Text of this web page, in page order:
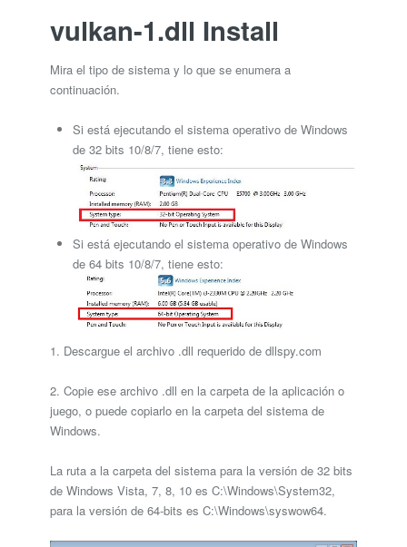
vulkan-1.dll Install
Mira el tipo de sistema y lo que se enumera a
continuación.
Si está ejecutando el sistema operativo de Windows
de 32 bits 10/8/7, tiene esto:
Si está ejecutando el sistema operativo de Windows
de 64 bits 10/8/7, tiene esto:
1. Descargue el archivo .dll requerido de dllspy.com
2. Copie ese archivo .dll en la carpeta de la aplicación o
juego, o puede copiarlo en la carpeta del sistema de
Windows.
La ruta a la carpeta del sistema para la versión de 32 bits
de Windows Vista, 7, 8, 10 es C:\Windows\System32,
para la versión de 64-bits es C:\Windows\syswow64.